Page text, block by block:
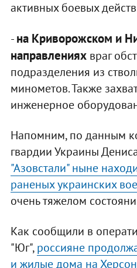
активных боевых
-на Криворожском и
направленияхвраг
подразделения из
минометов. Также
инженерное
Напомним, по данным
гвардии Украины
"Азовстали" ныне
раненых украинских
очень тяжелом
Как сообщили в
"Юг",россияне
и жилые дома на